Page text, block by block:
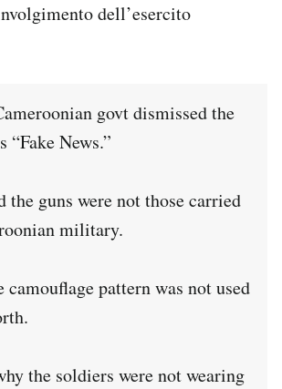
dell’esercito
govt dismissed the
“Fake News.”
the guns were not those carried
military.
camouflage pattern was not used
the soldiers were not wearing